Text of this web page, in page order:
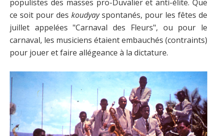
populistes des masses pro-Duvalier et anti-élite. Que
ce soit pour des koudyayspontanés, pour les fêtes de
juillet appelées "Carnaval des Fleurs", ou pour le
carnaval, les musiciens étaient embauchés (contraints)
pour jouer et faire allégeance à la dictature.